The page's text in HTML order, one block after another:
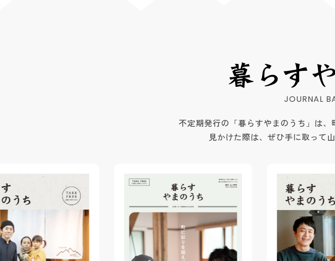
不定期発行の「暮らすやまのうち」は、
見かけた際は、ぜひ手に取って